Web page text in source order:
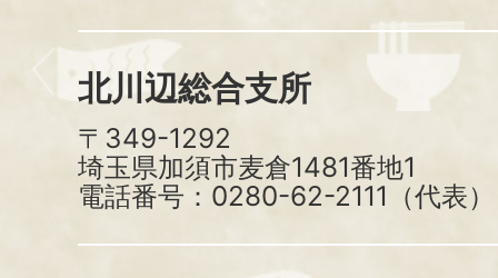
北川辺総合支所
〒349-1292
埼玉県加須市麦倉1481番地1
電話番号：0280-62-2111（代表）